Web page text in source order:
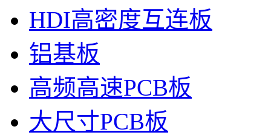
HDI高密度互连板
铝基板
高频高速PCB板
大尺寸PCB板